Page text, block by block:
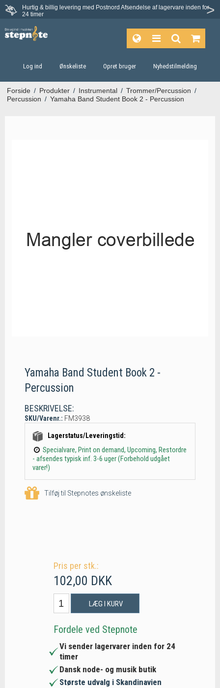
Hurtig & billig levering med Postnord Afsendelse af lagervare inden for
24 timer
Fortrydelsesret på 30 dage
Log ind Ønskeliste Opret bruger Nyhedstilmelding
Forside / Produkter / Instrumental / Trommer/Percussion /
Percussion / Yamaha Band Student Book 2 - Percussion
Yamaha Band Student Book 2 -
Percussion
BESKRIVELSE:
SKU/Varenr.: FM3938
Lagerstatus/Leveringstid:
Specialvare, Print on demand, Upcoming, Restordre
- afsendes typisk inf. 3-6 uger (Forbehold udgået
varer!)
Tilføj til Stepnotes ønskeliste
Pris per stk.:
102,00 DKK
LÆG I KURV
Fordele ved Stepnote
Vi sender lagervarer inden for 24
timer
Dansk node- og musik butik
Største udvalg i Skandinavien